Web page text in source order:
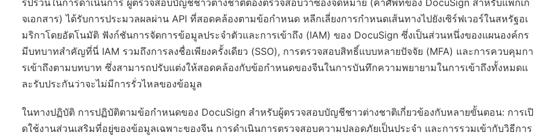
รปรวนในการดำเนินการ ผู้ตรวจสอบบัญชีชาวต่างชาติต้องตรวจสอบว่าซองจดหมาย (คำศัพท์ของ DocuSign สำหรับแพ็กเก
จเอกสาร) ได้รับการประมวลผลผ่าน API ที่สอดคล้องตามข้อกำหนด หลีกเลี่ยงการกำหนดเส้นทางไปยังเซิร์ฟเวอร์ในสหรัฐอเ
มริกาโดยอัตโนมัติ ฟังก์ชันการจัดการข้อมูลประจำตัวและการเข้าถึง (IAM) ของ DocuSign ซึ่งเป็นส่วนหนึ่งของแผนองค์กร
มีบทบาทสำคัญที่นี่ IAM รวมถึงการลงชื่อเพียงครั้งเดียว (SSO), การตรวจสอบสิทธิ์แบบหลายปัจจัย (MFA) และการควบคุมกา
รเข้าถึงตามบทบาท ซึ่งสามารถปรับแต่งให้สอดคล้องกับข้อกำหนดของจีนในการบันทึกความพยายามในการเข้าถึงทั้งหมดแ
ละรับประกันว่าจะไม่มีการรั่วไหลของข้อมูล
ในทางปฏิบัติ การปฏิบัติตามข้อกำหนดของ DocuSign สำหรับผู้ตรวจสอบบัญชีชาวต่างชาติเกี่ยวข้องกับหลายขั้นตอน: การเปิ
ดใช้งานส่วนเสริมที่อยู่ของข้อมูลเฉพาะของจีน การดำเนินการตรวจสอบความปลอดภัยเป็นประจำ และการรวมเข้ากับวิธีการ